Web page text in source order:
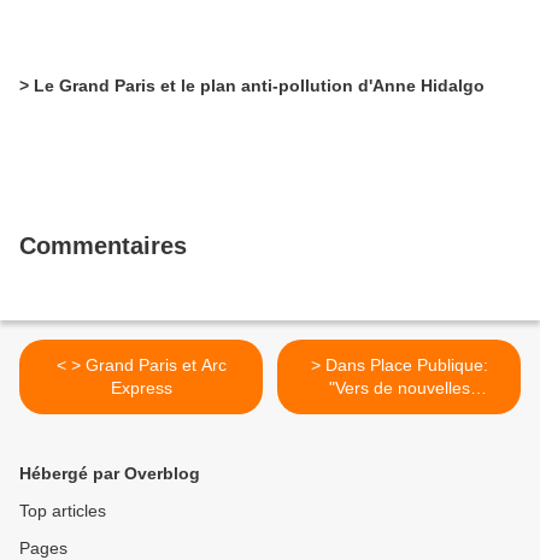
> Le Grand Paris et le plan anti-pollution d'Anne Hidalgo
Commentaires
< > Grand Paris et Arc
Express
> Dans Place Publique:
"Vers de nouvelles
régulations territoriales"
Hébergé par Overblog
Top articles
Pages